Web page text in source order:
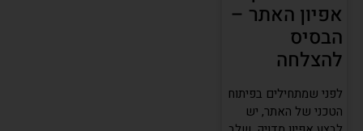
אפיון האתר –
הבסיס
להצלחה
לפני שמתחילים בפיתוח
הטכני של האתר, יש